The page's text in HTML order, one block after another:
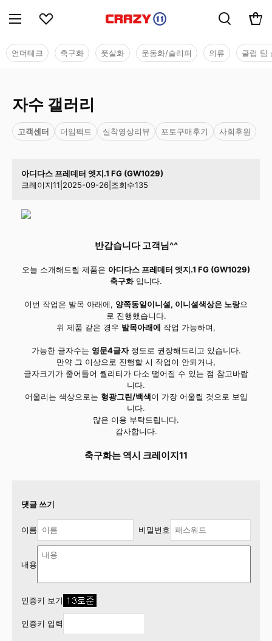
언더테크 축구화 풋살화 운동화/슬리퍼 의류 클럽 팀
자수 갤러리
고객센터 더임팩트 실착영상리뷰 포토구매후기 사회후원
아디다스 프레데터 엣지.1 FG (GW1029)
크레이지11 2025-09-26 조회수135
반갑습니다 고객님^^
오늘 소개해드릴 제품은 아디다스 프레데터 엣지.1 FG (GW1029)
축구화입니다.
이번 작업은 발목 아래에, 양쪽동일이니셜, 이니셜색상은 노랑으
로 진행했습니다.
위 제품 같은 경우 발목아래에 작업 가능하며,
가능한 글자수는 영문4글자정도로 권장해드리고 있습니다.
만약 그 이상으로 진행할 시 작업이 안되거나,
글자크기가 줄어들어 퀄리티가 다소 떨어질 수 있는 점 참고바랍
니다.
어울리는 색상으로는 형광그린/백색이 가장 어울릴 것으로 보입
니다.
많은 이용 부탁드립니다.
감사합니다.
축구화는 역시 크레이지11
댓글 쓰기
이름 비밀번호
내용
인증키 보기
인증키 입력